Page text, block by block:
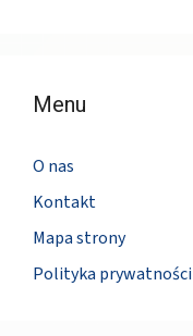
Menu
O nas
Kontakt
Mapa strony
Polityka prywatności